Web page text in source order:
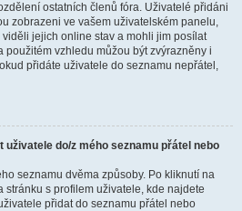
ostatních členů fóra. Uživatelé přidáni
zobrazeni ve vašem uživatelském panelu,
jejich online stav a mohli jim posílat
použitém vzhledu můžou být zvýrazněny i
přidáte uživatele do seznamu nepřátel,
do/z mého seznamu přátel nebo
seznamu dvěma způsoby. Po kliknutí na
stránku s profilem uživatele, kde najdete
přidat do seznamu přátel nebo